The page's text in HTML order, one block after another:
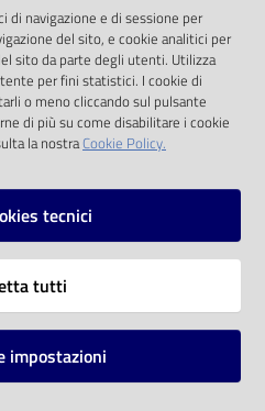
dalla direttiva
dal d.lgs. 36/2006
navigazione e di sessione per
del sito, e cookie analitici per
sito da parte degli utenti. Utilizza
per fini statistici. I cookie di
o meno cliccando sul pulsante
di più su come disabilitare i cookie
la nostraCookie Policy.
tecnici
tutti
impostazioni